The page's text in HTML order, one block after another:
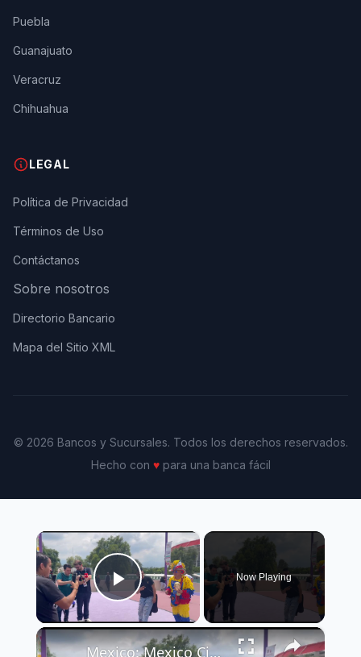
Puebla
Guanajuato
Veracruz
Chihuahua
LEGAL
Política de Privacidad
Términos de Uso
Contáctanos
Sobre nosotros
Directorio Bancario
Mapa del Sitio XML
© 2026 Bancos y Sucursales. Todos los derechos reservados.
Hecho con ♥para una banca fácil
×
Play Video
Now Playing
×
Mexico: Mexico City Estadio Azteca 2026 FIFA World Cup.